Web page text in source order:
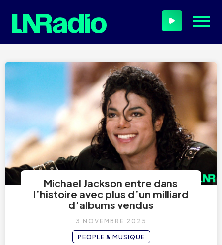
Michael Jackson entre dans
l’histoire avec plus d’un milliard
d’albums vendus
3 NOVEMBRE 2025
PEOPLE & MUSIQUE